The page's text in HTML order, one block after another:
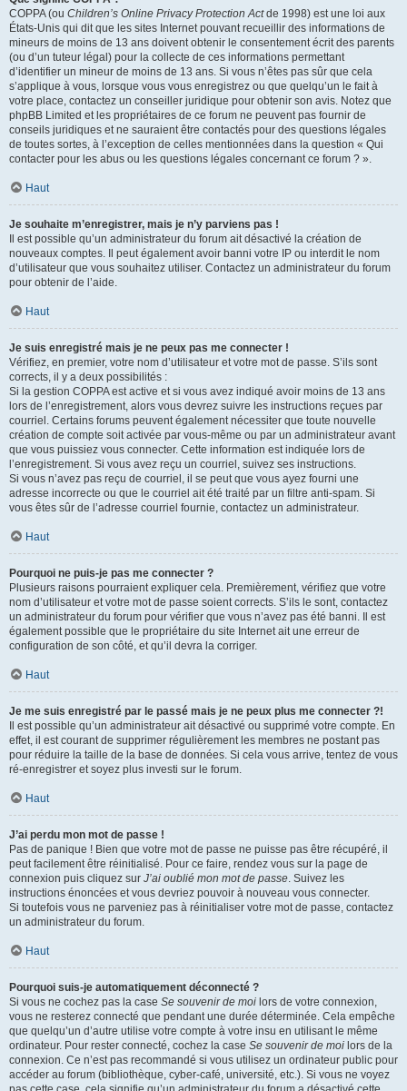
COPPA (ou Children’s Online Privacy Protection Actde 1998) est une loi aux
États-Unis qui dit que les sites Internet pouvant recueillir des informations de
mineurs de moins de 13 ans doivent obtenir le consentement écrit des parents
(ou d’un tuteur légal) pour la collecte de ces informations permettant
d’identifier un mineur de moins de 13 ans. Si vous n’êtes pas sûr que cela
s’applique à vous, lorsque vous vous enregistrez ou que quelqu’un le fait à
votre place, contactez un conseiller juridique pour obtenir son avis. Notez que
phpBB Limited et les propriétaires de ce forum ne peuvent pas fournir de
conseils juridiques et ne sauraient être contactés pour des questions légales
de toutes sortes, à l’exception de celles mentionnées dans la question « Qui
contacter pour les abus ou les questions légales concernant ce forum ? ».
Haut
Je souhaite m’enregistrer, mais je n’y parviens pas !
Il est possible qu’un administrateur du forum ait désactivé la création de
nouveaux comptes. Il peut également avoir banni votre IP ou interdit le nom
d’utilisateur que vous souhaitez utiliser. Contactez un administrateur du forum
pour obtenir de l’aide.
Haut
Je suis enregistré mais je ne peux pas me connecter !
Vérifiez, en premier, votre nom d’utilisateur et votre mot de passe. S’ils sont
corrects, il y a deux possibilités :
Si la gestion COPPA est active et si vous avez indiqué avoir moins de 13 ans
lors de l’enregistrement, alors vous devrez suivre les instructions reçues par
courriel. Certains forums peuvent également nécessiter que toute nouvelle
création de compte soit activée par vous-même ou par un administrateur avant
que vous puissiez vous connecter. Cette information est indiquée lors de
l’enregistrement. Si vous avez reçu un courriel, suivez ses instructions.
Si vous n’avez pas reçu de courriel, il se peut que vous ayez fourni une
adresse incorrecte ou que le courriel ait été traité par un filtre anti-spam. Si
vous êtes sûr de l’adresse courriel fournie, contactez un administrateur.
Haut
Pourquoi ne puis-je pas me connecter ?
Plusieurs raisons pourraient expliquer cela. Premièrement, vérifiez que votre
nom d’utilisateur et votre mot de passe soient corrects. S’ils le sont, contactez
un administrateur du forum pour vérifier que vous n’avez pas été banni. Il est
également possible que le propriétaire du site Internet ait une erreur de
configuration de son côté, et qu’il devra la corriger.
Haut
Je me suis enregistré par le passé mais je ne peux plus me connecter ?!
Il est possible qu’un administrateur ait désactivé ou supprimé votre compte. En
effet, il est courant de supprimer régulièrement les membres ne postant pas
pour réduire la taille de la base de données. Si cela vous arrive, tentez de vous
ré-enregistrer et soyez plus investi sur le forum.
Haut
J’ai perdu mon mot de passe !
Pas de panique ! Bien que votre mot de passe ne puisse pas être récupéré, il
peut facilement être réinitialisé. Pour ce faire, rendez vous sur la page de
connexion puis cliquez sur J’ai oublié mon mot de passe. Suivez les
instructions énoncées et vous devriez pouvoir à nouveau vous connecter.
Si toutefois vous ne parveniez pas à réinitialiser votre mot de passe, contactez
un administrateur du forum.
Haut
Pourquoi suis-je automatiquement déconnecté ?
Si vous ne cochez pas la case Se souvenir de moi lors de votre connexion,
vous ne resterez connecté que pendant une durée déterminée. Cela empêche
que quelqu’un d’autre utilise votre compte à votre insu en utilisant le même
ordinateur. Pour rester connecté, cochez la case Se souvenir de moi lors de la
connexion. Ce n’est pas recommandé si vous utilisez un ordinateur public pour
accéder au forum (bibliothèque, cyber-café, université, etc.). Si vous ne voyez